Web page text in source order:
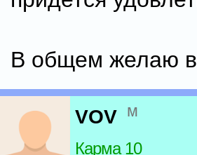
В общем желаю
VOV м
Карма 10